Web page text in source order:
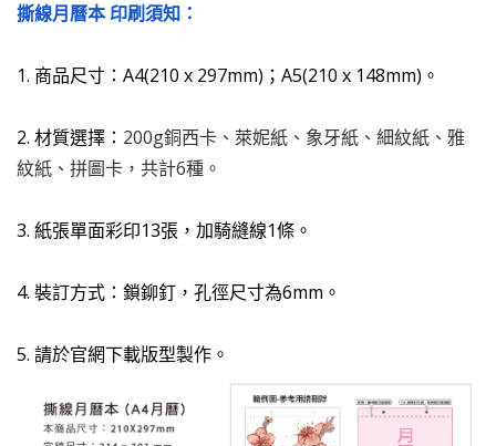
撕線月曆本 印刷須知：
1. 商品尺寸：A4(210 x 297mm)；A5(210 x 148mm)。
2. 材質選擇： 200g銅西卡、萊妮紙、象牙紙、細紋紙、雅
紋紙、拼圖卡，共計6種。
3. 紙張單面彩印13張，加騎縫線1條。
4. 裝訂方式：鎖鉚釘，孔徑尺寸為6mm。
5. 請於官網下載版型製作。